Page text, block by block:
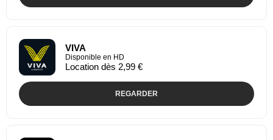
VIVA
Disponible en HD
Location dès 2,99 €
REGARDER